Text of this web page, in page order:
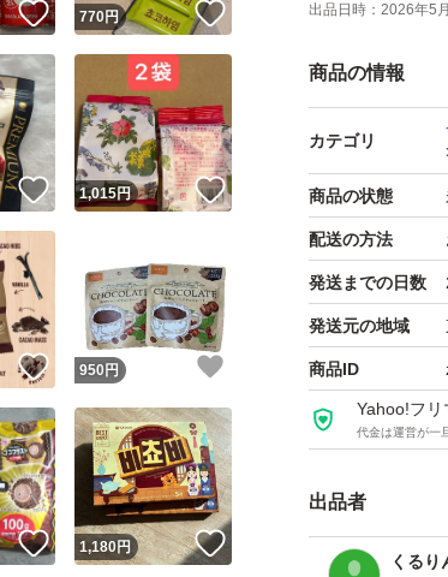
出品日時： 2026年5
商品の情報
カテゴリ
商品の状態
配送の方法
発送までの日数
発送元の地域
商品ID
Yahoo!フリ
代金は運営が一
出品者
くるり
いいね！
770円
いいね！
1,015円 いいね！
いいね！
950 円
いいね！
1,180円